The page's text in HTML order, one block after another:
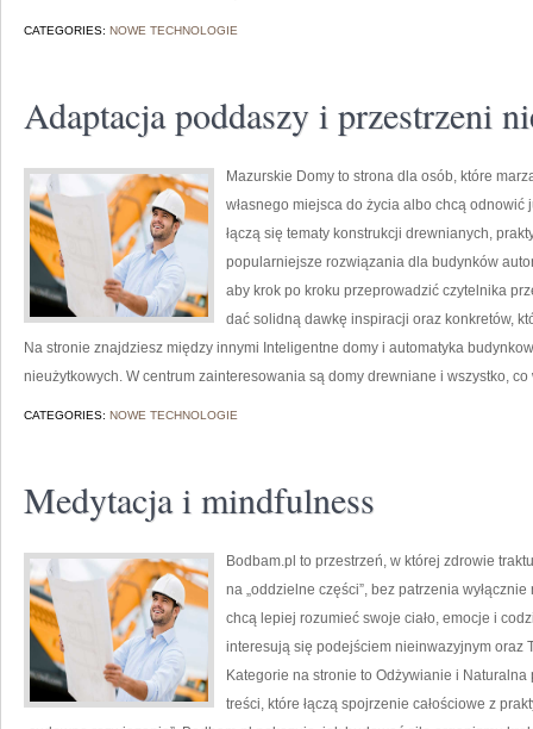
CATEGORIES: NOWE TECHNOLOGIE
Adaptacja poddaszy i przestrzeni
Mazurskie Domy to strona dla osób, które
własnego miejsca do życia albo chcą
łączą się tematy konstrukcji drewnianych,
popularniejsze rozwiązania dla budynków
aby krok po kroku przeprowadzić czytelnika
dać solidną dawkę inspiracji oraz konkretów,
Na stronie znajdziesz między innymi Inteligentne domy i automatyka
nieużytkowych. W centrum zainteresowania są domy drewniane i wszystko, co
CATEGORIES: NOWE TECHNOLOGIE
Medytacja i mindfulness
Bodbam.pl to przestrzeń, w której zdrowie
na „oddzielne części”, bez patrzenia
chcą lepiej rozumieć swoje ciało, emocje i
interesują się podejściem nieinwazyjnym oraz
Kategorie na stronie to Odżywianie i
treści, które łączą spojrzenie całościowe z